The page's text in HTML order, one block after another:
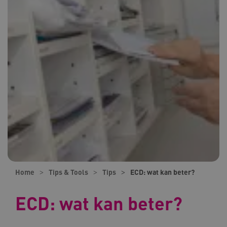
Home Tips & Tools Tips ECD: wat kan beter?
ECD: wat kan beter?